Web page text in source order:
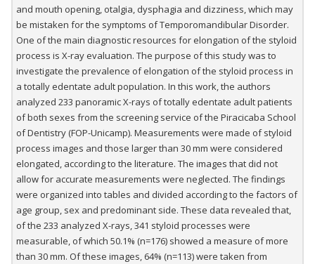
and mouth opening, otalgia, dysphagia and dizziness, which may
be mistaken for the symptoms of Temporomandibular Disorder.
One of the main diagnostic resources for elongation of the styloid
process is X-ray evaluation. The purpose of this study was to
investigate the prevalence of elongation of the styloid process in
a totally edentate adult population. In this work, the authors
analyzed 233 panoramic X-rays of totally edentate adult patients
of both sexes from the screening service of the Piracicaba School
of Dentistry (FOP-Unicamp). Measurements were made of styloid
process images and those larger than 30 mm were considered
elongated, according to the literature. The images that did not
allow for accurate measurements were neglected. The findings
were organized into tables and divided according to the factors of
age group, sex and predominant side. These data revealed that,
of the 233 analyzed X-rays, 341 styloid processes were
measurable, of which 50.1% (n=176) showed a measure of more
than 30 mm. Of these images, 64% (n=113) were taken from